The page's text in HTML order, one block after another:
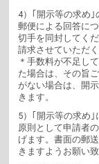
4）｢開示等の求め｣
郵便による回答に
切手を同封してく
請求させていただ
＊手数料が不足し
た場合は、その旨
がない場合は、開
きます。
5）｢開示等の求め
原則として申請者
げます。書面の郵
きますようお願い致